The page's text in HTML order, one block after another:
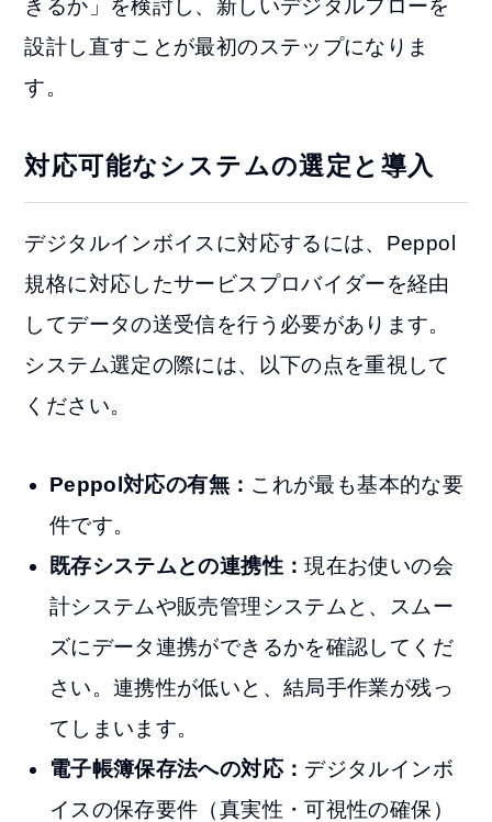
きるか」を検討し、新しいデジタルフローを
設計し直すことが最初のステップになりま
す。
対応可能なシステムの選定と導入
デジタルインボイスに対応するには、Peppol
規格に対応したサービスプロバイダーを経由
してデータの送受信を行う必要があります。
システム選定の際には、以下の点を重視して
ください。
Peppol対応の有無： これが最も基本的な要
件です。
既存システムとの連携性：現在お使いの会
計システムや販売管理システムと、スムー
ズにデータ連携ができるかを確認してくだ
さい。連携性が低いと、結局手作業が残っ
てしまいます。
電子帳簿保存法への対応： デジタルインボ
イスの保存要件（真実性・可視性の確保）